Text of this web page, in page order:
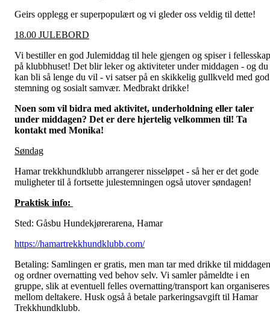
Geirs opplegg er superpopulært og vi gleder oss veldig til dette!
18.00 JULEBORD
Vi bestiller en god Julemiddag til hele gjengen og spiser i fellesskap
på klubbhuset! Det blir leker og aktiviteter under middagen - og du
kan bli så lenge du vil - vi satser på en skikkelig gullkveld med god
stemning og sosialt samvær. Medbrakt drikke!
Noen som vil bidra med aktivitet, underholdning eller taler
under middagen? Det er dere hjertelig velkommen til! Ta
kontakt med Monika!
Søndag
Hamar trekkhundklubb arrangerer nisseløpet - så her er det gode
muligheter til å fortsette julestemningen også utover søndagen!
Praktisk info:
Sted: Gåsbu Hundekjørerarena, Hamar
https://hamartrekkhundklubb.com/
Betaling: Samlingen er gratis, men man tar med drikke til middagen
og ordner overnatting ved behov selv. Vi samler påmeldte i en
gruppe, slik at eventuell felles overnatting/transport kan organiseres
mellom deltakere. Husk også å betale parkeringsavgift til Hamar
Trekkhundklubb.